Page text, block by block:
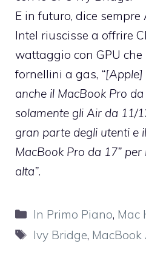
E in futuro, dice
Intel riuscisse a offrire
wattaggio con GPU
fornellini a gas,
anche il MacBook Pro da
solamente gli Air da 11/
gran parte degli utenti e
MacBook Pro da 17”
alta”.
Categorie
In Primo Piano, Mac
Tag
Ivy Bridge, MacBook